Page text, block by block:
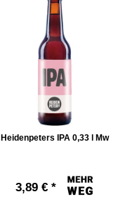
Heidenpeters IPA 0,33 l Mw
3,89 € *